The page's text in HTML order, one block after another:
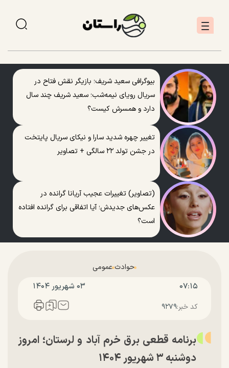
بیوگرافی سعید شریف؛ بازیگر نقش فتاح در
سریال رویای نیمه‌شب؛ سعید شریف چند سال
دارد و همسرش کیست؟
تغییر چهره شدید سارا و نیکای سریال پایتخت
در جشن تولد ۲۲ سالگی + تصاویر
(تصاویر) تغییرات عجیب آریانا گرانده در
عکس‌های جدیدش؛ آیا اتفاقی برای گرانده افتاده
است؟
حوادث عمومی
۰۷:۱۵ ۰۳ شهريور ۱۴۰۴
کد خبر:۹۲۷۹
برنامه قطعی برق خرم آباد و لرستان؛ امروز
دوشنبه ۳ شهریور ۱۴۰۴